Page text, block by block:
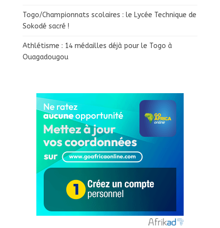
Togo/Championnats scolaires : le Lycée Technique de
Sokodé sacré !
Athlétisme : 14 médailles déjà pour le Togo à
Ouagadougou